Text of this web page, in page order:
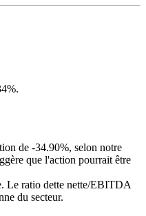
de -34.90%, selon notre
que l'action pourrait être
Le ratio dette nette/EBITDA
du secteur.